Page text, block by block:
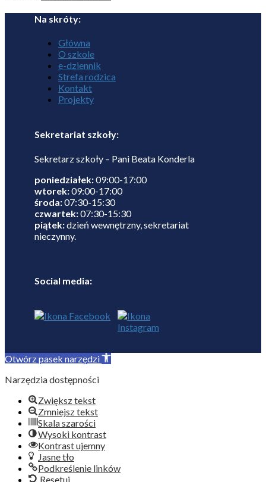
Na skróty:
Główna
O szkole
e-dziennik
Strefa rodzica
Kontakt
Projekty
Sekretariat szkoły:
Sekretarz szkoły – Pani Beata Konderla
poniedziałek:09:00-17:00
wtorek:09:00-17:00
środa:07:30-15:30
czwartek:07:30-15:30
piątek:dzień wewnętrzny, sekretariat
nieczynny.
Social media:
Otwórz pasek narzędzi
Narzędzia dostępności
Zwiększ tekst
Zmniejsz tekst
Skala szarości
Wysoki kontrast
Kontrast ujemny
Jasne tło
Podkreślenie linków
Resetuj